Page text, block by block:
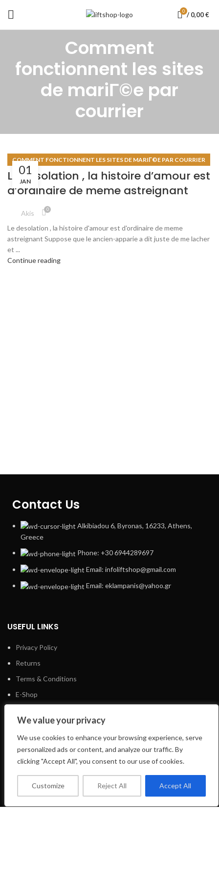
We value your privacy
We use cookies to enhance your browsing experience, serve
personalized ads or content, and analyze our traffic. By
clicking "Accept All", you consent to our use of cookies.
Customize Reject All Accept All
0 / 0,00€
Comment
fonctionnent les sites
de mariГ©e par
courrier
01
JAN
COMMENT FONCTIONNENT LES SITES DE MARIГ©E PAR COURRIER
Le desolation , la histoire d’amour est
d’ordinaire de meme astreignant
Akis 0
Le desolation , la histoire d'amour est d'ordinaire de meme
astreignant Suppose que le ancien-apparie a dit juste de me lacher
et ...
Continue reading
Contact Us
Alkibiadou 6, Byronas, 16233, Athens,
Greece
Phone: +30 6944289697
Email: infoliftshop@gmail.com
Email: eklampanis@yahoo.gr
USEFUL LINKS
Privacy Policy
Returns
Terms & Conditions
E-Shop
Facebook Profile
Instagram Profile
About Us
Contact Us